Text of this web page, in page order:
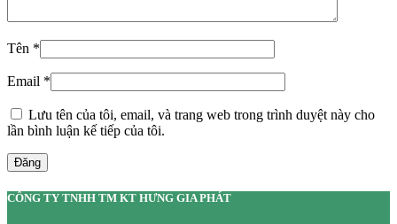
Tên *
Email *
Lưu tên của tôi, email, và trang web trong trình duyệt này cho
lần bình luận kế tiếp của tôi.
Đăng
CÔNG TY TNHH TM KT HƯNG GIA PHÁT